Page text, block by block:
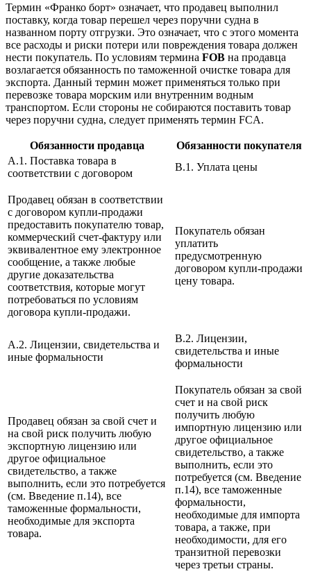
Термин «Франко борт» означает, что продавец выполнил
поставку, когда товар перешел через поручни судна в
названном порту отгрузки. Это означает, что с этого момента
все расходы и риски потери или повреждения товара должен
нести покупатель. По условиям термина FOB на продавца
возлагается обязанность по таможенной очистке товара для
экспорта. Данный термин может применяться только при
перевозке товара морским или внутренним водным
транспортом. Если стороны не собираются поставить товар
через поручни судна, следует применять термин FCA.
Обязанности продавца
Обязанности покупателя
A.1. Поставка товара в
соответствии с договором
B.1. Уплата цены
Продавец обязан в соответствии
с договором купли-продажи
предоставить покупателю товар,
коммерческий счет-фактуру или
эквивалентное ему электронное
сообщение, а также любые
другие доказательства
соответствия, которые могут
потребоваться по условиям
договора купли-продажи.
Покупатель обязан
уплатить
предусмотренную
договором купли-продажи
цену товара.
A.2. Лицензии, свидетельства и
иные формальности
B.2. Лицензии,
свидетельства и иные
формальности
Продавец обязан за свой счет и
на свой риск получить любую
экспортную лицензию или
другое официальное
свидетельство, а также
выполнить, если это потребуется
(см. Введение п.14), все
таможенные формальности,
необходимые для экспорта
товара.
Покупатель обязан за свой
счет и на свой риск
получить любую
импортную лицензию или
другое официальное
свидетельство, а также
выполнить, если это
потребуется (см. Введение
п.14), все таможенные
формальности,
необходимые для импорта
товара, а также, при
необходимости, для его
транзитной перевозки
через третьи страны.